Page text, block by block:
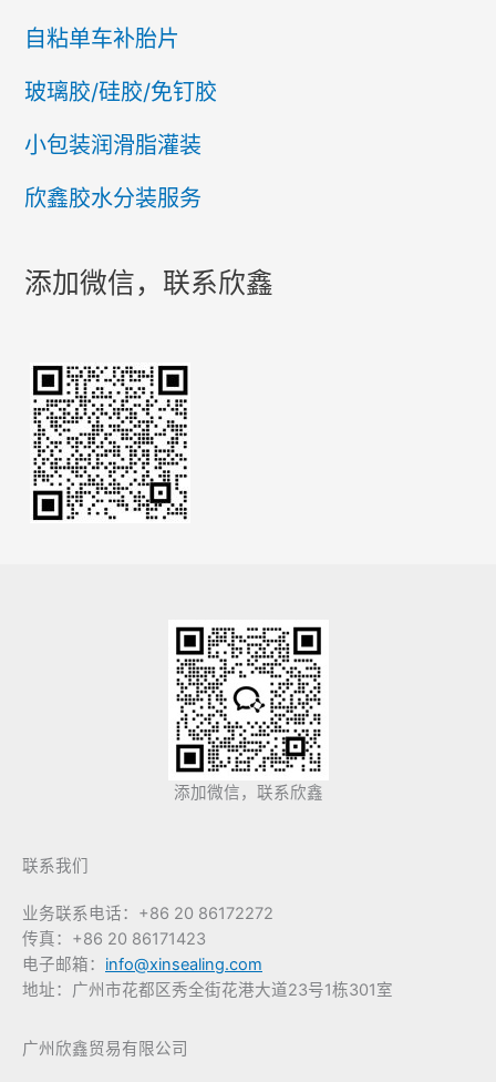
自粘单车补胎片
玻璃胶/硅胶/免钉胶
小包装润滑脂灌装
欣鑫胶水分装服务
添加微信，联系欣鑫
添加微信，联系欣鑫
联系我们
业务联系电话：+86 20 86172272
传真：+86 20 86171423
电子邮箱： info@xinsealing.com
地址：广州市花都区秀全街花港大道23号1栋301室
广州欣鑫贸易有限公司